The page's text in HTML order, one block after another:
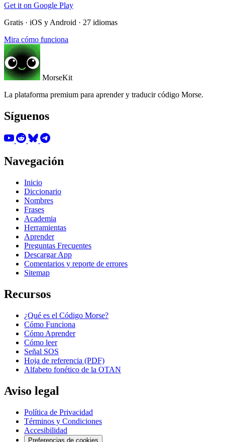
Get it on Google Play
Gratis · iOS y Android · 27 idiomas
Mira cómo funciona
MorseKit
La plataforma premium para aprender y traducir código Morse.
Síguenos
Navegación
Inicio
Diccionario
Nombres
Frases
Academia
Herramientas
Aprender
Preguntas Frecuentes
Descargar App
Comentarios y reporte de errores
Sitemap
Recursos
¿Qué es el Código Morse?
Cómo Funciona
Cómo Aprender
Cómo leer
Señal SOS
Hoja de referencia (PDF)
Alfabeto fonético de la OTAN
Aviso legal
Política de Privacidad
Términos y Condiciones
Accesibilidad
Preferencias de cookies